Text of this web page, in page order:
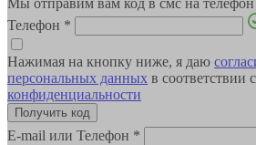
Мы отправим вам код в смс на
Телефон *
Нажимая на кнопку ниже, я даю
персональных данных в соответствии с
конфиденциальности
E-mail или Телефон *